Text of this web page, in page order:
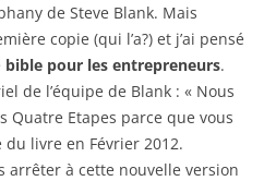
de Steve Blank. Mais
copie (qui l’a?) et j’ai pensé
bible pour les entrepreneurs.
de l’équipe de Blank : « Nous
Quatre Etapes parce que vous
livre en Février 2012.
arrêter à cette nouvelle version